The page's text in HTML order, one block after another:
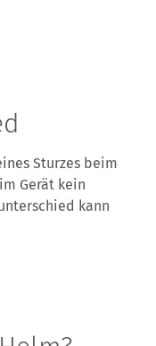
Sturzes beim
Gerät kein
kann